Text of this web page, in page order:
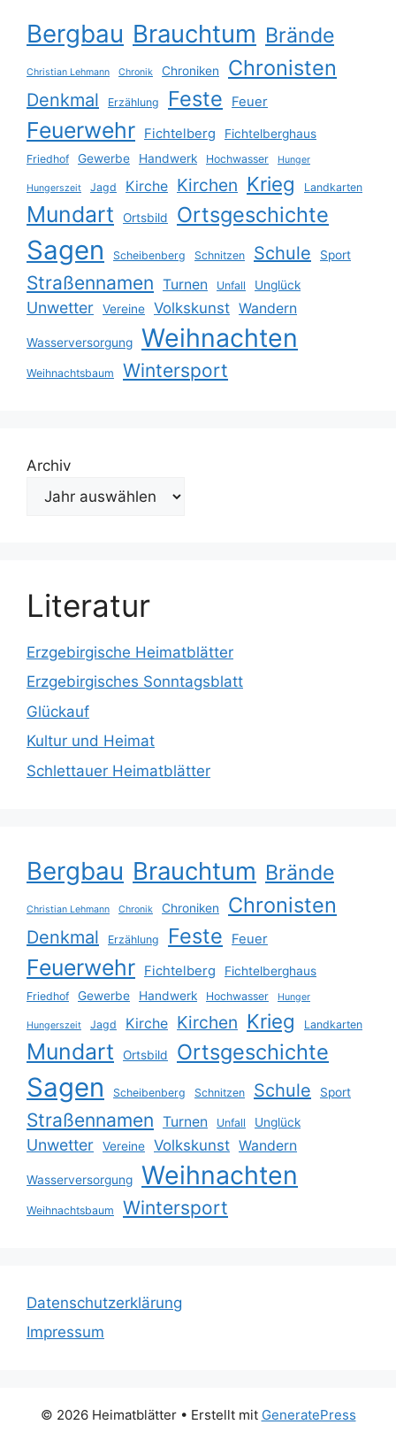
Bergbau Brauchtum Brände
Christian Lehmann Chronik Chroniken Chronisten
Denkmal Erzählung Feste Feuer
Feuerwehr Fichtelberg Fichtelberghaus
Friedhof Gewerbe Handwerk Hochwasser Hunger
Hungerszeit Jagd Kirche Kirchen Krieg Landkarten
Mundart Ortsbild Ortsgeschichte
Sagen Scheibenberg Schnitzen Schule Sport
Straßennamen Turnen Unfall Unglück
Unwetter Vereine Volkskunst Wandern
Wasserversorgung Weihnachten
Weihnachtsbaum Wintersport
Archiv
Literatur
Erzgebirgische Heimatblätter
Erzgebirgisches Sonntagsblatt
Glückauf
Kultur und Heimat
Schlettauer Heimatblätter
Bergbau Brauchtum Brände
Christian Lehmann Chronik Chroniken Chronisten
Denkmal Erzählung Feste Feuer
Feuerwehr Fichtelberg Fichtelberghaus
Friedhof Gewerbe Handwerk Hochwasser Hunger
Hungerszeit Jagd Kirche Kirchen Krieg Landkarten
Mundart Ortsbild Ortsgeschichte
Sagen Scheibenberg Schnitzen Schule Sport
Straßennamen Turnen Unfall Unglück
Unwetter Vereine Volkskunst Wandern
Wasserversorgung Weihnachten
Weihnachtsbaum Wintersport
Datenschutzerklärung
Impressum
© 2026 Heimatblätter• Erstellt mit GeneratePress